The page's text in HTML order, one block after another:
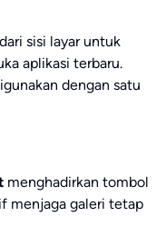
sisi layar untuk
aplikasi terbaru.
dengan satu
menghadirkan tombol
menjaga galeri tetap